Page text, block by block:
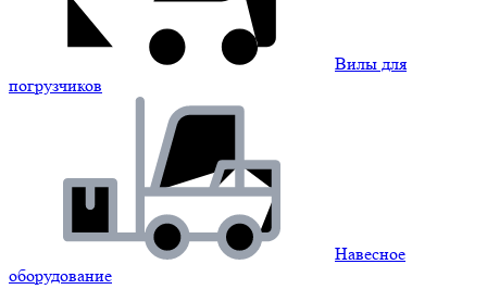
Вилы для
погрузчиков
Навесное
оборудование